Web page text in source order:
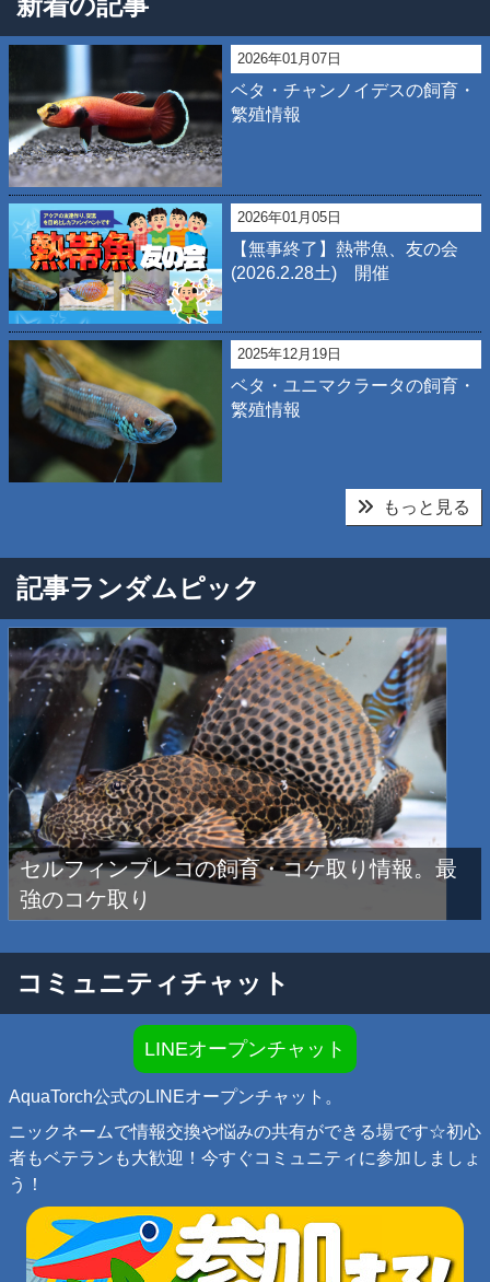
2026年01月07日
ベタ・チャンノイデスの飼育・
繁殖情報
2026年01月05日
【無事終了】熱帯魚、友の会
(2026.2.28土) 開催
2025年12月19日
ベタ・ユニマクラータの飼育・
繁殖情報
もっと見る
記事ランダムピック
セルフィンプレコの飼育・コケ取り情報。最
強のコケ取り
コミュニティチャット
LINEオープンチャット
AquaTorch公式のLINEオープンチャット。
ニックネームで情報交換や悩みの共有ができる場です☆初心
者もベテランも大歓迎！今すぐコミュニティに参加しましょ
う！